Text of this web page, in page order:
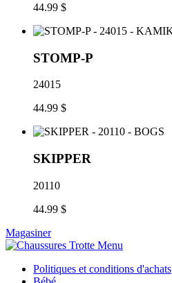
44.99 $
STOMP-P
24015
44.99 $
SKIPPER
20110
44.99 $
Magasiner
Politiques et conditions d'achats